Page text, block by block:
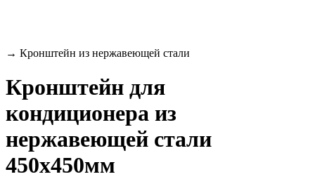
→ Кронштейн из нержавеющей стали
Кронштейн для
кондиционера из
нержавеющей стали
450х450мм